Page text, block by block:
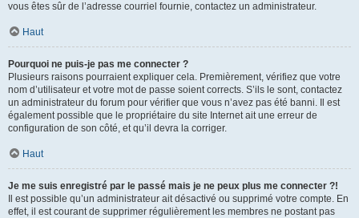
vous êtes sûr de l’adresse courriel fournie, contactez un administrateur.
Haut
Pourquoi ne puis-je pas me connecter ?
Plusieurs raisons pourraient expliquer cela. Premièrement, vérifiez que votre
nom d’utilisateur et votre mot de passe soient corrects. S’ils le sont, contactez
un administrateur du forum pour vérifier que vous n’avez pas été banni. Il est
également possible que le propriétaire du site Internet ait une erreur de
configuration de son côté, et qu’il devra la corriger.
Haut
Je me suis enregistré par le passé mais je ne peux plus me connecter ?!
Il est possible qu’un administrateur ait désactivé ou supprimé votre compte. En
effet, il est courant de supprimer régulièrement les membres ne postant pas